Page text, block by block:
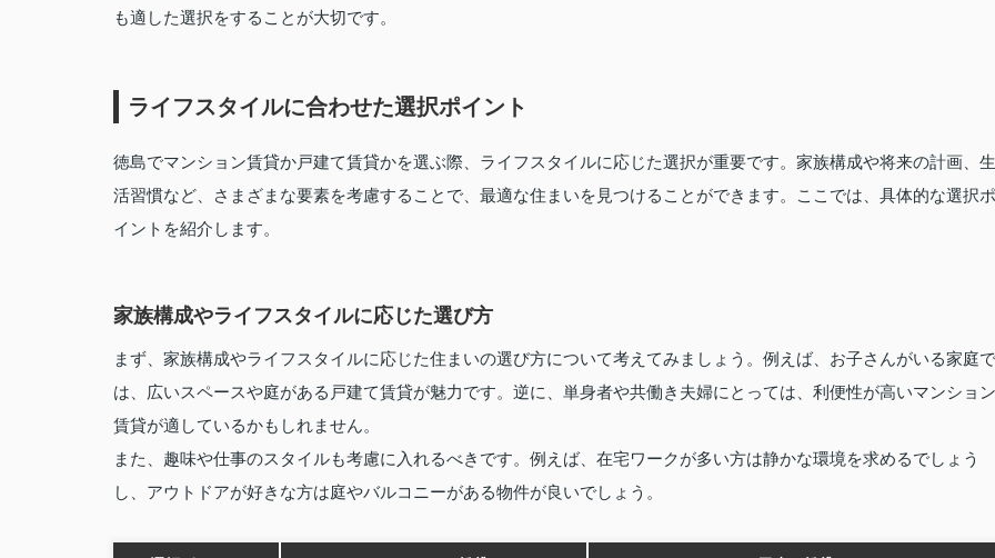
も適した選択をすることが大切です。
ライフスタイルに合わせた選択ポイント
徳島でマンション賃貸か戸建て賃貸かを選ぶ際、ライフスタイルに応じた選択が重要です。家族構成や将来の計画、生
活習慣など、さまざまな要素を考慮することで、最適な住まいを見つけることができます。ここでは、具体的な選択ポ
イントを紹介します。
家族構成やライフスタイルに応じた選び方
まず、家族構成やライフスタイルに応じた住まいの選び方について考えてみましょう。例えば、お子さんがいる家庭で
は、広いスペースや庭がある戸建て賃貸が魅力です。逆に、単身者や共働き夫婦にとっては、利便性が高いマンション
賃貸が適しているかもしれません。
また、趣味や仕事のスタイルも考慮に入れるべきです。例えば、在宅ワークが多い方は静かな環境を求めるでしょう
し、アウトドアが好きな方は庭やバルコニーがある物件が良いでしょう。